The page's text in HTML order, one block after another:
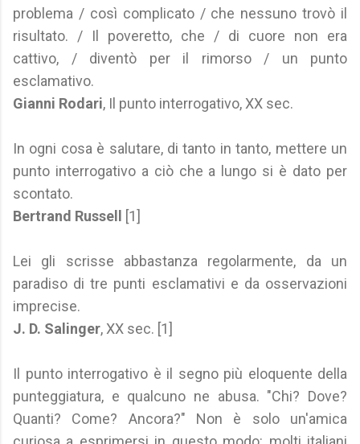
problema / così complicato / che nessuno trovò il
risultato. / Il poveretto, che / di cuore non era
cattivo, / diventò per il rimorso / un punto
esclamativo.
Gianni Rodari, Il punto interrogativo, XX sec.
In ogni cosa è salutare, di tanto in tanto, mettere un
punto interrogativo a ciò che a lungo si è dato per
scontato.
Bertrand Russell
[1]
Lei gli scrisse abbastanza regolarmente, da un
paradiso di tre punti esclamativi e da osservazioni
imprecise.
J. D. Salinger, XX sec. [1]
Il punto interrogativo è il segno più eloquente della
punteggiatura, e qualcuno ne abusa. "Chi? Dove?
Quanti? Come? Ancora?" Non è solo un'amica